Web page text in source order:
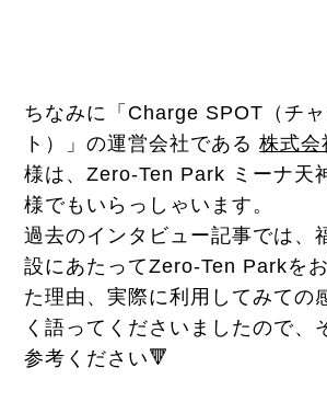
ちなみに「Charge SPOT（チ
ト）」の運営会社である株式
様は、Zero-Ten Park ミーナ天
様でもいらっしゃいます。
過去のインタビュー記事では、
設にあたってZero-Ten Parkを
た理由、実際に利用してみての
く語ってくださいましたので、
参考ください🔻